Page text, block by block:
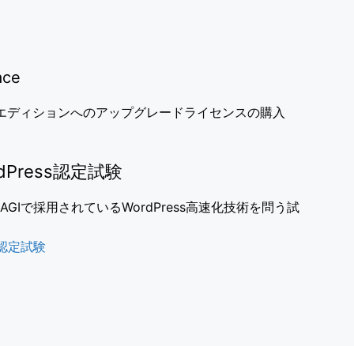
ディションへのアップグレードライセンスの購入
認定試験
で採用されているWordPress高速化技術を問う試
定試験